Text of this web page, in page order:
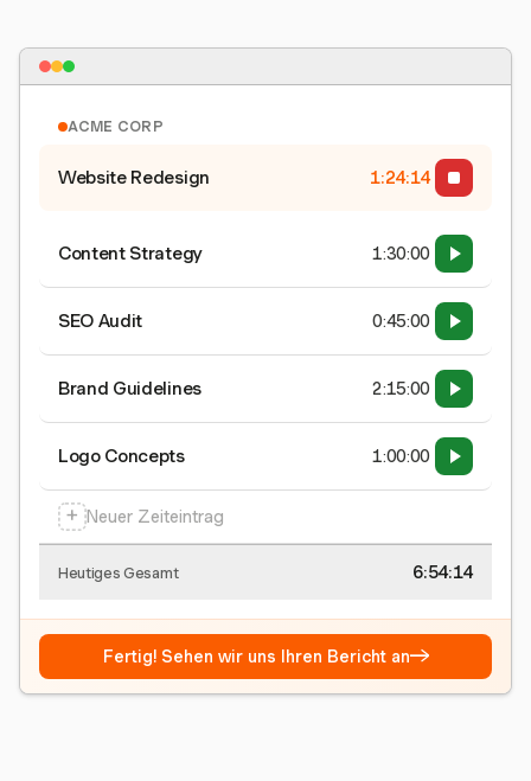
ACME CORP
Website Redesign 1:24:15
Content Strategy 1:30:00
SEO Audit 0:45:00
Brand Guidelines 2:15:00
Logo Concepts 1:00:00
+ Neuer Zeiteintrag
Heutiges Gesamt 6:54:15
Fertig! Sehen wir uns Ihren Bericht an→